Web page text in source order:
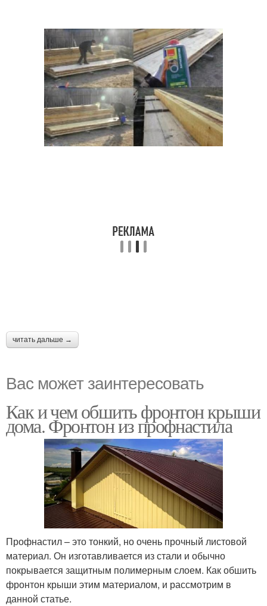
читать дальше →
Вас может заинтересовать
Как и чем обшить фронтон крыши
дома. Фронтон из профнастила
Профнастил – это тонкий, но очень прочный листовой
материал. Он изготавливается из стали и обычно
покрывается защитным полимерным слоем. Как обшить
фронтон крыши этим материалом, и рассмотрим в
данной статье.